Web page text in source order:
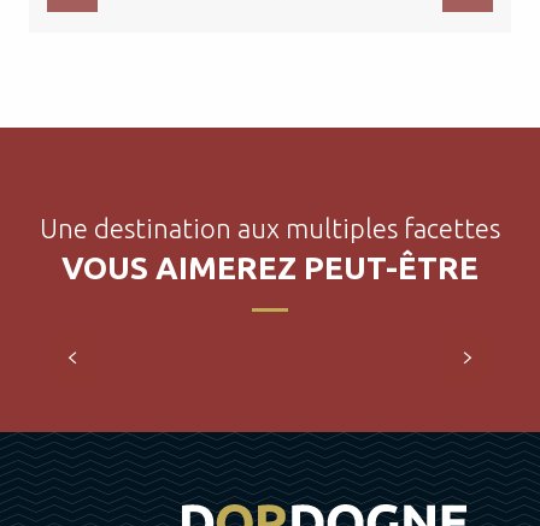
Une destination aux multiples facettes
VOUS AIMEREZ PEUT-ÊTRE